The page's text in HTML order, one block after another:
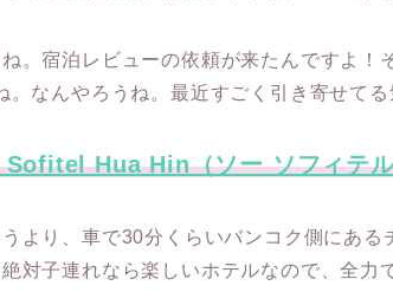
。宿泊レビューの依頼が来たんですよ！
。なんやろうね。最近すごく引き寄せてる
Sofitel Hua Hin（ソー ソフィテ
より、車で30分くらいバンコク側にあ
対子連れなら楽しいホテルなので、全力